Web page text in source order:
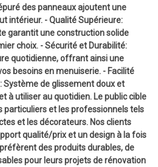
des panneaux ajoutent une
intérieur. - Qualité Supérieure:
garantit une construction solide
choix. - Sécurité et Durabilité:
quotidienne, offrant ainsi une
besoins en menuiserie. - Facilité
Système de glissement doux et
à utiliser au quotidien. Le public cible
particuliers et les professionnels tels
et les décorateurs. Nos clients
qualité/prix et un design à la fois
des produits durables, de
pour leurs projets de rénovation